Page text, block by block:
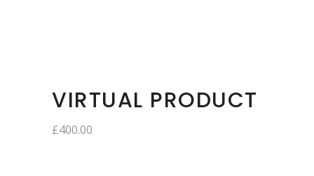
VIRTUAL PRODUCT
£400.00